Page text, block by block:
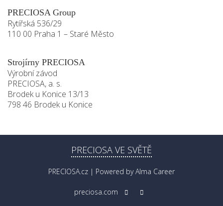
PRECIOSA Group
Rytířská 536/29
110 00 Praha 1 – Staré Město
Strojírny PRECIOSA
Výrobní závod
PRECIOSA, a. s.
Brodek u Konice 13/13
798 46 Brodek u Konice
PRECIOSA VE SVĚTĚ
PRECIOSA.cz | Powered byAlma Career
preciosa.com